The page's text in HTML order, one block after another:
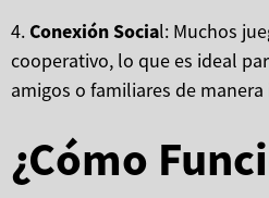
4. Conexión Social: Muchos
cooperativo, lo que es ideal
amigos o familiares de
¿Cómo